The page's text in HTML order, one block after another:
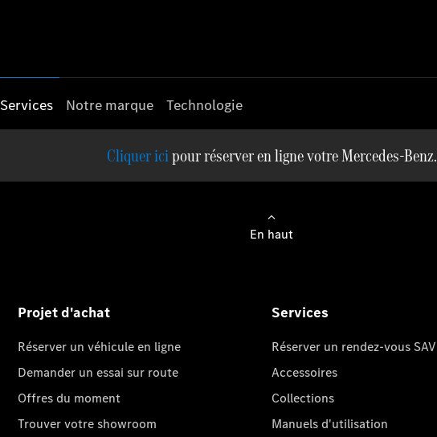
Services Notre marque Technologie
pour réserver en ligne votre Mercedes-Benz.
En haut
Projet d'achat
Réserver un véhicule en ligne
Demander un essai sur route
Offres du moment
Trouver votre showroom
Services
Réserver un rendez-vous SAV
Accessoires
Collections
Manuels d'utilisation